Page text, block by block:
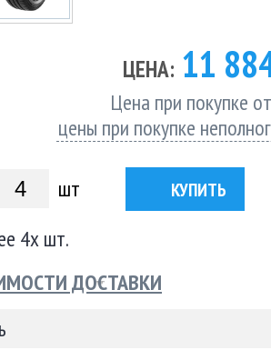
ЦЕНА: 11
Цена при покупке
цены при покупке
шт КУПИТЬ
4х шт.
ДОСТАВКИ